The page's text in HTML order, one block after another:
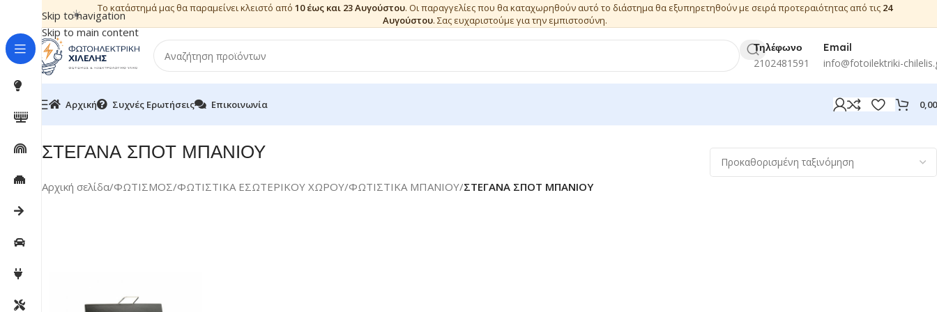
Skip to navigation
Skip to main content
☀️ Το κατάστημά μας θα παραμείνει κλειστό από 10 έως και 23 Αυγούστου. Οι παραγγελίες που θα καταχωρηθούν αυτό το διάστημα θα εξυπηρετηθούν με σειρά προτεραιότητας από τις 24
Αυγούστου. Σας ευχαριστούμε για την εμπιστοσύνη.
Τηλέφωνο
2102481591
Email
info@fotoilektriki-
Αρχική Συχνές Ερωτήσεις Επικοινωνία
ΣΤΕΓΑΝΑ ΣΠΟΤ ΜΠΑΝΙΟΥ
Αρχική σελίδα/ΦΩΤΙΣΜΟΣ/ΦΩΤΙΣΤΙΚΑ ΕΣΩΤΕΡΙΚΟΥ ΧΩΡΟΥ/ΦΩΤΙΣΤΙΚΑ ΜΠΑΝΙΟΥ/ΣΤΕΓΑΝΑ ΣΠΟΤ ΜΠΑΝΙΟΥ